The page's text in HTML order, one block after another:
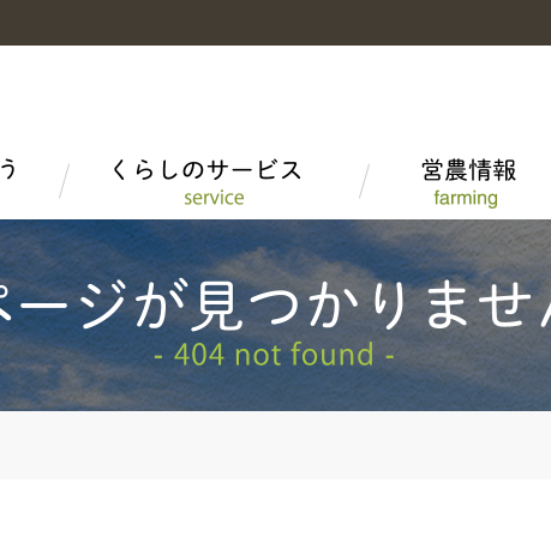
富山米
野菜・果物・花
とやま牛
富山米を食べる
富山短期大学産学連携
ＪＡタウン「越中自慢」
LPガス
高品質米の生産
家庭菜園情報
組織概要
子会社・関連会社